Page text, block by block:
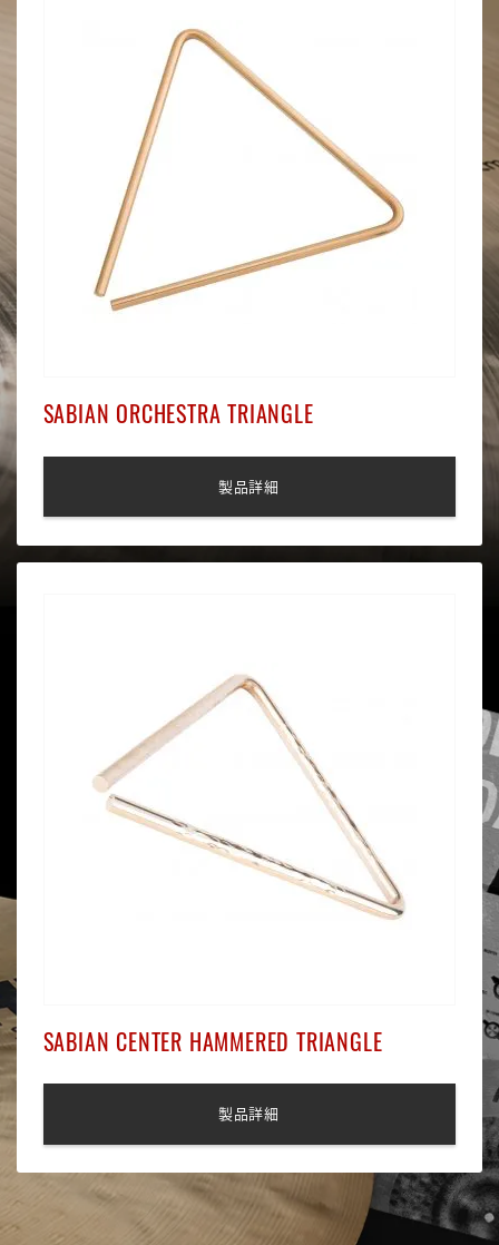
SABIAN ORCHESTRA TRIANGLE
製品詳細
SABIAN CENTER HAMMERED TRIANGLE
製品詳細